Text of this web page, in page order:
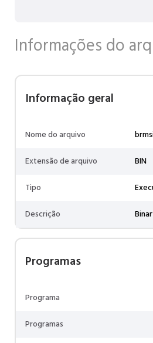
Informações do
Informação geral
Nome do arquivo
Extensão de arquivo
BIN
Tipo
Descrição
Programas
Programa
Programas